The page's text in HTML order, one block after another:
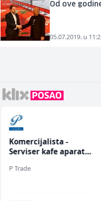
Od ove
05.07.2019. u
Komercijalista -
Serviser kafe aparata
P Trade